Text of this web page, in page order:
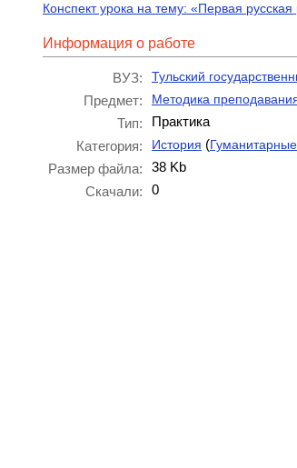
Конспект урока на тему: «Первая
Информация о работе
ВУЗ: Тульский
Предмет: Методика
Тип:
Практика
Категория:
История (
Размер файла:
38 Kb
Скачали:
0